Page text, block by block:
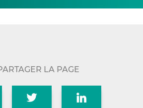
LA PAGE